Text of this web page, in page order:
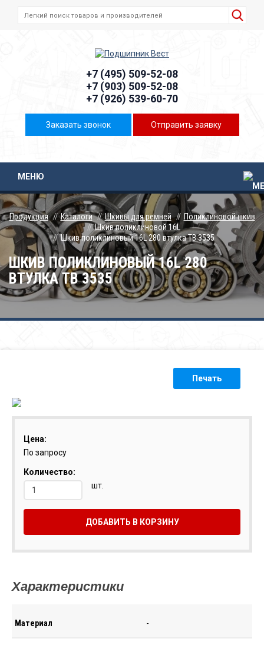
+7 (495) 509-52-08
+7 (903) 509-52-08
+7 (926) 539-60-70
Заказать звонок Отправить заявку
МЕНЮ
Продукция Каталоги Шкивы для ремней
Поликлиновой шкив
Шкив поликлиновой 16L
Шкив поликлиновый 16L 280 втулка ТВ 3535
ШКИВ ПОЛИКЛИНОВЫЙ 16L 280
ВТУЛКА ТВ 3535
Печать
Цена:
По запросу
Количество:
шт.
ДОБАВИТЬ В КОРЗИНУ
Характеристики
Материал -